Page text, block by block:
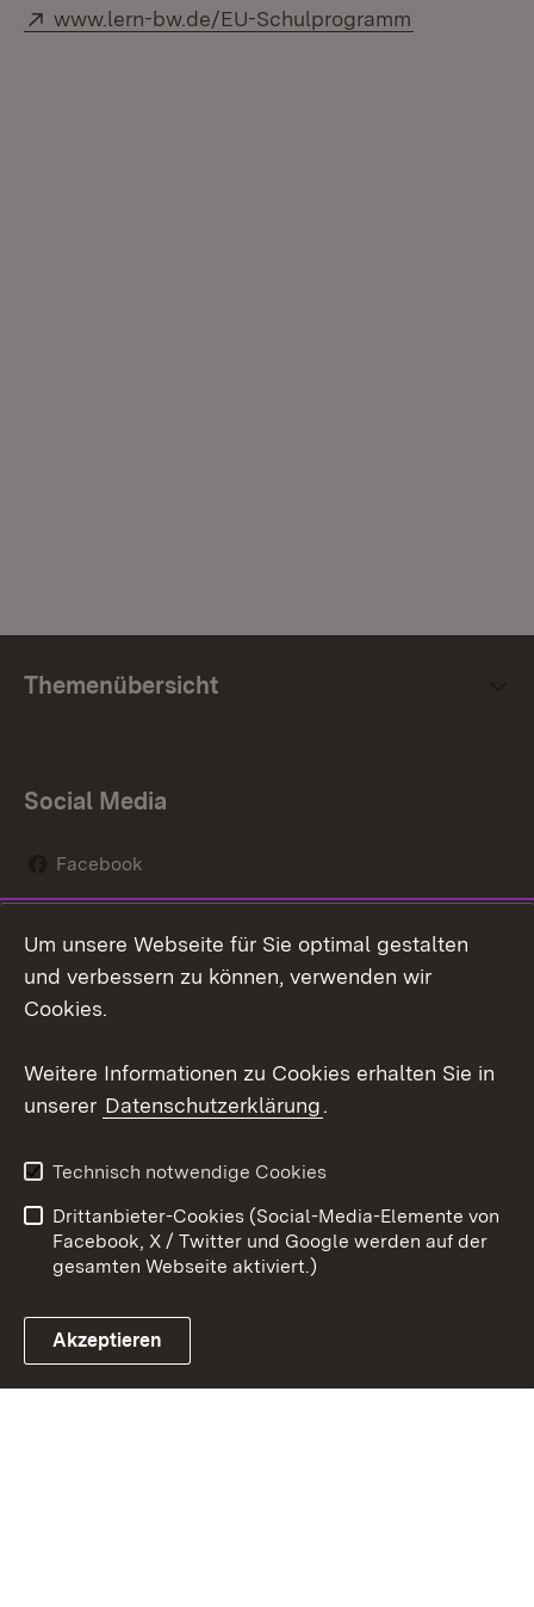
Extern:
www.lern-bw.de/EU-Schulprogramm
Themenübersicht
Social Media
Facebook
Social Wall
Youtube
Link zum Landesportal
Kontakt
Datenschutz
Barrierefreiheit
Impressum Cookies
Um unsere Webseite für Sie optimal gestalten
und verbessern zu können, verwenden wir
Cookies.
Weitere Informationen zu Cookies erhalten Sie in
unserer Datenschutzerklärung.
Technisch notwendige Cookies
Drittanbieter-Cookies (Social-Media-Elemente von
Facebook, X / Twitter und Google werden auf der
gesamten Webseite aktiviert.)
Akzeptieren